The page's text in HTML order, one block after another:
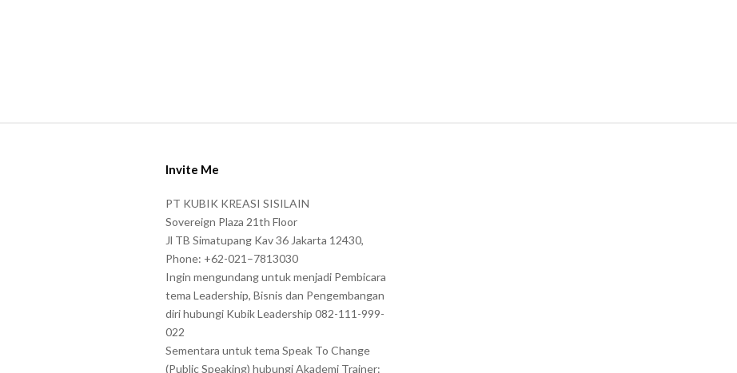
Invite Me
PT KUBIK KREASI SISILAIN
Sovereign Plaza 21th Floor
Jl TB Simatupang Kav 36 Jakarta 12430,
Phone: +62-021–7813030
Ingin mengundang untuk menjadi Pembicara
tema Leadership, Bisnis dan Pengembangan
diri hubungi Kubik Leadership 082-111-999-
022
Sementara untuk tema Speak To Change
(Public Speaking) hubungi Akademi Trainer: